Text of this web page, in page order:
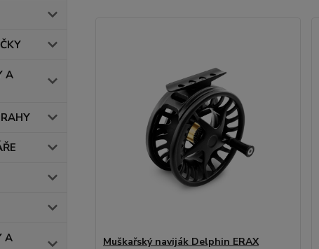
A
A
Muškařský naviják Delphin ERAX